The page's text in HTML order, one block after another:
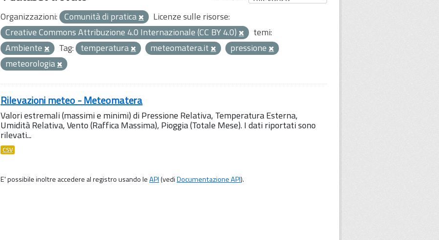
Organizzazioni: Comunità di pratica
Licenze sulle risorse:
Creative Commons Attribuzione 4.0 Internazionale (CC BY 4.0)
temi:
Ambiente
Tag: temperatura meteomatera.it
pressione
meteorologia
Rilevazioni meteo - Meteomatera
Valori estremali (massimi e minimi) di Pressione Relativa, Temperatura Esterna,
Umidità Relativa, Vento (Raffica Massima), Pioggia (Totale Mese). I dati riportati sono
rilevati...
CSV
E' possibile inoltre accedere al registro usando leAPI(vediDocumentazione API).